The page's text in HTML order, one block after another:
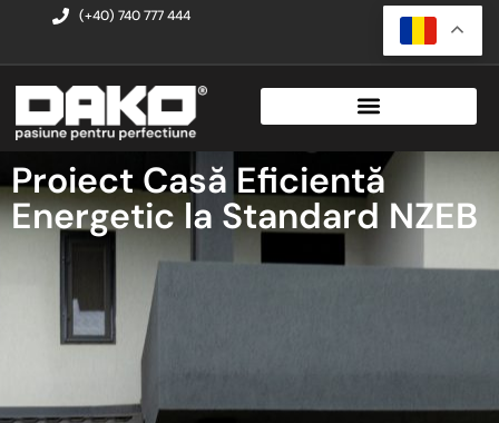
(+40) 740 777 444
Proiect Casă Eficientă
Energetic la Standard NZEB